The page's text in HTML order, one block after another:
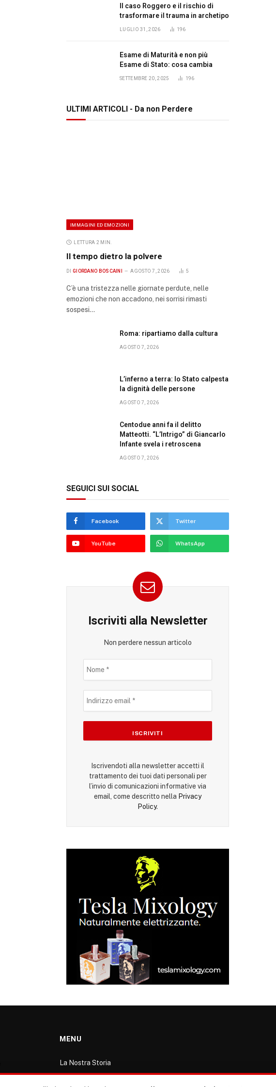
Il caso Roggero e il rischio di
trasformare il trauma in archetipo
LUGLIO 31, 2026 196
Esame di Maturità e non più
Esame di Stato: cosa cambia
SETTEMBRE 20, 2025 196
ULTIMI ARTICOLI - Da non Perdere
IMMAGINI ED EMOZIONI
LETTURA 2 MIN.
Il tempo dietro la polvere
DI GIORDANO BOSCAINI AGOSTO 7, 2026 5
C’è una tristezza nelle giornate perdute, nelle
emozioni che non accadono, nei sorrisi rimasti
sospesi…
Roma: ripartiamo dalla cultura
AGOSTO 7, 2026
L’inferno a terra: lo Stato calpesta
la dignità delle persone
AGOSTO 7, 2026
Centodue anni fa il delitto
Matteotti. “L’Intrigo” di Giancarlo
Infante svela i retroscena
AGOSTO 7, 2026
SEGUICI SUI SOCIAL
Facebook Twitter
YouTube WhatsApp
Iscriviti alla Newsletter
Non perdere nessun articolo
Iscrivendoti alla newsletter accetti il
trattamento dei tuoi dati personali per
l’invio di comunicazioni informative via
email, come descritto nella Privacy
Policy.
MENU
La Nostra Storia